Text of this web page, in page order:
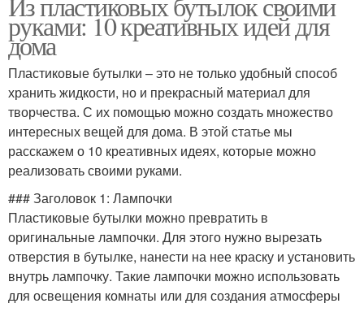
руками: 10 креативных идей для
дома
Пластиковые бутылки – это не только удобный способ
хранить жидкости, но и прекрасный материал для
творчества. С их помощью можно создать множество
интересных вещей для дома. В этой статье мы
расскажем о 10 креативных идеях, которые можно
реализовать своими руками.
### Заголовок 1: Лампочки
Пластиковые бутылки можно превратить в
оригинальные лампочки. Для этого нужно вырезать
отверстия в бутылке, нанести на нее краску и установить
внутрь лампочку. Такие лампочки можно использовать
для освещения комнаты или для создания атмосферы